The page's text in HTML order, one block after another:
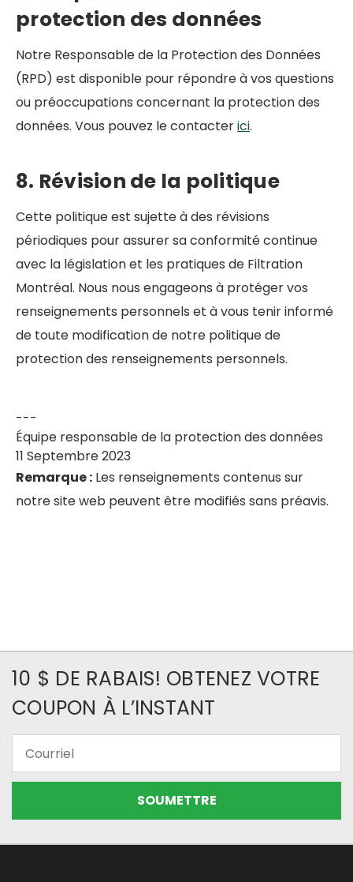
protection des données
Notre Responsable de la Protection des Données
(RPD) est disponible pour répondre à vos questions
ou préoccupations concernant la protection des
données. Vous pouvez le contacterici.
8. Révision de la politique
Cette politique est sujette à des révisions
périodiques pour assurer sa conformité continue
avec la législation et les pratiques de Filtration
Montréal. Nous nous engageons à protéger vos
renseignements personnels et à vous tenir informé
de toute modification de notre politique de
protection des renseignements personnels.
---
Équipe responsable de la protection des données
11 Septembre 2023
Remarque : Les renseignements contenus sur
notre site web peuvent être modifiés sans préavis.
10 $ DE RABAIS! OBTENEZ VOTRE
COUPON À L’INSTANT